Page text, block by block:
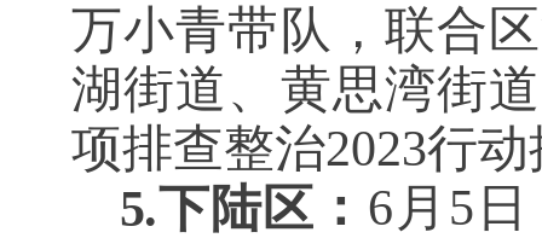
万小青带队，联合
湖街道、黄思湾街
项排查整治2023行
5.下陆区 ： 6月5